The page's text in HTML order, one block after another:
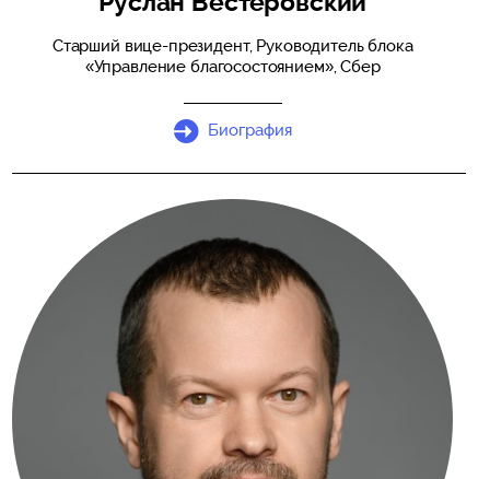
Старший вице-президент, Руководитель блока
«Управление благосостоянием», Сбер
Биография